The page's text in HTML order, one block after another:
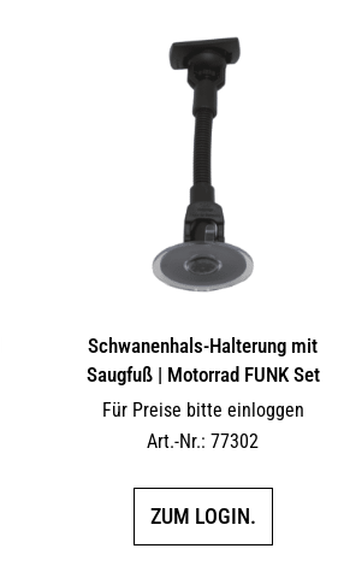
Schwanenhals-Halterung mit
Saugfuß | Motorrad FUNK Set
Für Preise bitte einloggen
Art.-Nr.: 77302
ZUM LOGIN.